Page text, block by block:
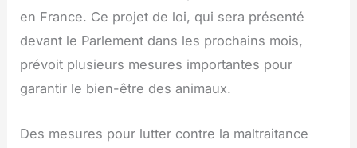
en France. Ce projet de loi, qui sera présenté
devant le Parlement dans les prochains mois,
prévoit plusieurs mesures importantes pour
garantir le bien-être des animaux.
Des mesures pour lutter contre la maltraitance